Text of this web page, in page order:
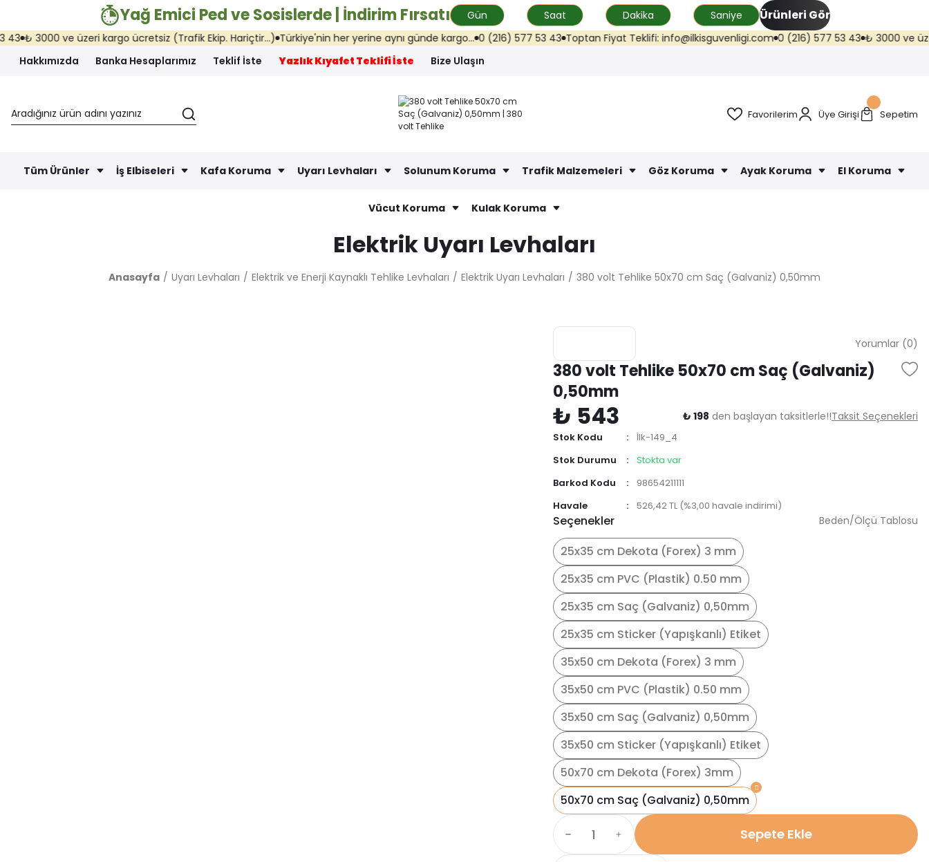
Yağ Emici Ped ve Sosislerde | İndirim Fırsatı Gün Saat Dakika Saniye Ürünleri Gör
₺ 3000 ve üzeri kargo ücretsiz (Trafik Ekip. Hariçtir...) Türkiye'nin her yerine aynı günde kargo... 0 (216) 577 53 43 Toptan Fiyat Teklifi: info@ilkisguvenligi.com 0 (216) 577 53 43 ₺ 3000 ve üzeri
Hakkımızda
Banka Hesaplarımız Teklif İste Yazlık Kıyafet Teklifi İste Bize Ulaşın
Favorilerim Üye Girişi Sepetim
Tüm Ürünler İş Elbiseleri Kafa Koruma Uyarı Levhaları Solunum Koruma Trafik Malzemeleri Göz Koruma Ayak Koruma El Koruma
Vücut Koruma Kulak Koruma
Elektrik Uyarı Levhaları
Anasayfa Uyarı Levhaları Elektrik ve Enerji Kaynaklı Tehlike Levhaları Elektrik Uyarı Levhaları 380 volt Tehlike 50x70 cm Saç (Galvaniz) 0,50mm
Yorumlar (0)
380 volt Tehlike 50x70 cm Saç (Galvaniz)
0,50mm
₺ 543 ₺ 198 den başlayan taksitlerle!!Taksit Seçenekleri
Stok Kodu
İlk-149_4
Stok Durumu
Stokta var
Barkod Kodu
98654211111
Havale
526,42 TL (%3,00 havale indirimi)
Seçenekler
25x35 cm Dekota (Forex) 3 mm
25x35 cm PVC (Plastik) 0.50 mm
25x35 cm Saç (Galvaniz) 0,50mm
25x35 cm Sticker (Yapışkanlı) Etiket
35x50 cm Dekota (Forex) 3 mm
35x50 cm PVC (Plastik) 0.50 mm
35x50 cm Saç (Galvaniz) 0,50mm
35x50 cm Sticker (Yapışkanlı) Etiket
50x70 cm Dekota (Forex) 3mm
50x70 cm Saç (Galvaniz) 0,50mm
Beden/Ölçü Tablosu
Sepete Ekle